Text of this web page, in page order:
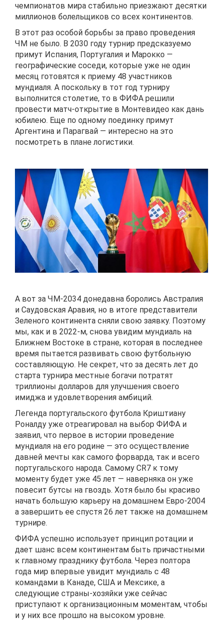
чемпионатов мира стабильно приезжают десятки
миллионов болельщиков со всех континентов.
В этот раз особой борьбы за право проведения
ЧМ не было. В 2030 году турнир предсказуемо
примут Испания, Португалия и Марокко —
географические соседи, которые уже не один
месяц готовятся к приему 48 участников
мундиаля. А поскольку в тот год турниру
выполнится столетие, то в ФИФА решили
провести матч-открытие в Монтевидео как дань
юбилею. Еще по одному поединку примут
Аргентина и Парагвай — интересно на это
посмотреть в плане логистики.
А вот за ЧМ-2034 донедавна боролись Австралия
и Саудовская Аравия, но в итоге представители
Зеленого континента сняли свою заявку. Поэтому
мы, как и в 2022-м, снова увидим мундиаль на
Ближнем Востоке в стране, которая в последнее
время пытается развивать свою футбольную
составляющую. Не секрет, что за десять лет до
старта турнира местные богачи потратят
триллионы долларов для улучшения своего
имиджа и удовлетворения амбиций.
Легенда португальского футбола Криштиану
Роналду уже отреагировал на выбор ФИФА и
заявил, что первое в истории проведение
мундиаля на его родине — это осуществление
давней мечты как самого форварда, так и всего
португальского народа. Самому CR7 к тому
моменту будет уже 45 лет — наверняка он уже
повесит бутсы на гвоздь. Хотя было бы красиво
начать большую карьеру на домашнем Евро-2004
а завершить ее спустя 26 лет также на домашнем
турнире.
ФИФА успешно использует принцип ротации и
дает шанс всем континентам быть причастными
к главному празднику футбола. Через полтора
года мир впервые увидит мундиаль с 48
командами в Канаде, США и Мексике, а
следующие страны-хозяйки уже сейчас
приступают к организационным моментам, чтобы
и у них все прошло на высоком уровне.